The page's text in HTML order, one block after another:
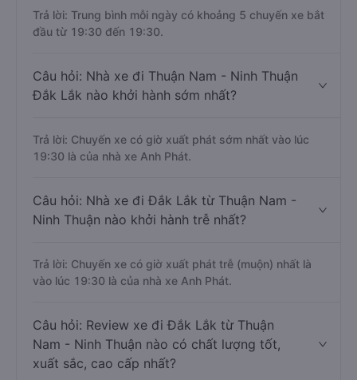
Trả lời: Trung bình mỗi ngày có khoảng 5 chuyến xe bắt
đầu từ 19:30 đến 19:30.
Câu hỏi: Nhà xe đi Thuận Nam - Ninh Thuận
Đắk Lắk nào khởi hành sớm nhất?
Trả lời: Chuyến xe có giờ xuất phát sớm nhất vào lúc
19:30 là của nhà xe Anh Phát.
Câu hỏi: Nhà xe đi Đắk Lắk từ Thuận Nam -
Ninh Thuận nào khởi hành trễ nhất?
Trả lời: Chuyến xe có giờ xuất phát trễ (muộn) nhất là
vào lúc 19:30 là của nhà xe Anh Phát.
Câu hỏi: Review xe đi Đắk Lắk từ Thuận
Nam - Ninh Thuận nào có chất lượng tốt,
xuất sắc, cao cấp nhất?